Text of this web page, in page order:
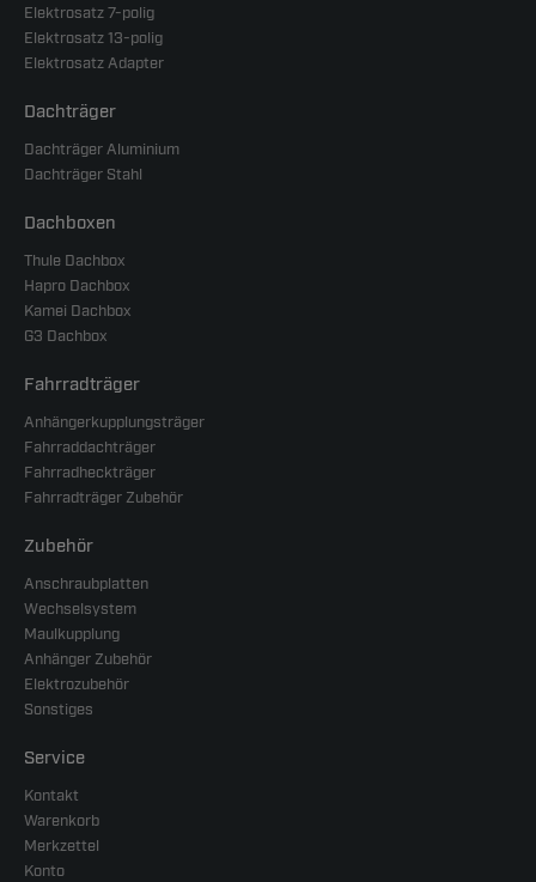
Elektrosatz 7-polig
Elektrosatz 13-polig
Elektrosatz Adapter
Dachträger
Dachträger Aluminium
Dachträger Stahl
Dachboxen
Thule Dachbox
Hapro Dachbox
Kamei Dachbox
G3 Dachbox
Fahrradträger
Anhängerkupplungsträger
Fahrraddachträger
Fahrradheckträger
Fahrradträger Zubehör
Zubehör
Anschraubplatten
Wechselsystem
Maulkupplung
Anhänger Zubehör
Elektrozubehör
Sonstiges
Service
Kontakt
Warenkorb
Merkzettel
Konto